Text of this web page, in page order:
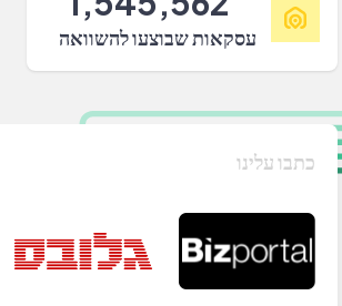
עסקאות שבוצעו להשוואה
כתבו עלינו